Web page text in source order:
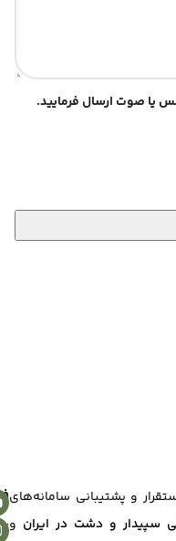
یا صوت ارسال فرمایید.
و پشتیبانی سامانه‌های
سپیدار و دشت در ایران و-